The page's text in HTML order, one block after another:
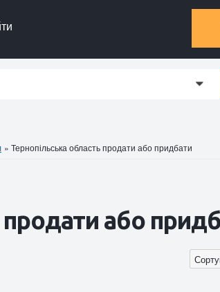
0
» Тернопільська область продати або придбати
або